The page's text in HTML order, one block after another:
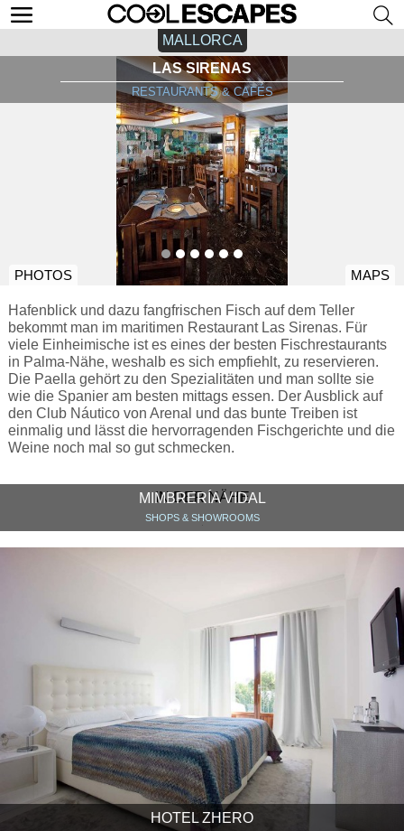
MALLORCA
LAS SIRENAS
RESTAURANTS & CAFÉS
PHOTOS MAPS
Hafenblick und dazu fangfrischen Fisch auf dem Teller
bekommt man im maritimen Restaurant Las Sirenas. Für
viele Einheimische ist es eines der besten Fischrestaurants
in Palma-Nähe, weshalb es sich empfiehlt, zu reservieren.
Die Paella gehört zu den Spezialitäten und man sollte sie
wie die Spanier am besten mittags essen. Der Ausblick auf
den Club Náutico von Arenal und das bunte Treiben ist
einmalig und lässt die hervorragenden Fischgerichte und die
Weine noch mal so gut schmecken.
IN DER NÄHE
MIMBRERÍA VIDAL
SHOPS & SHOWROOMS
HOTEL ZHERO